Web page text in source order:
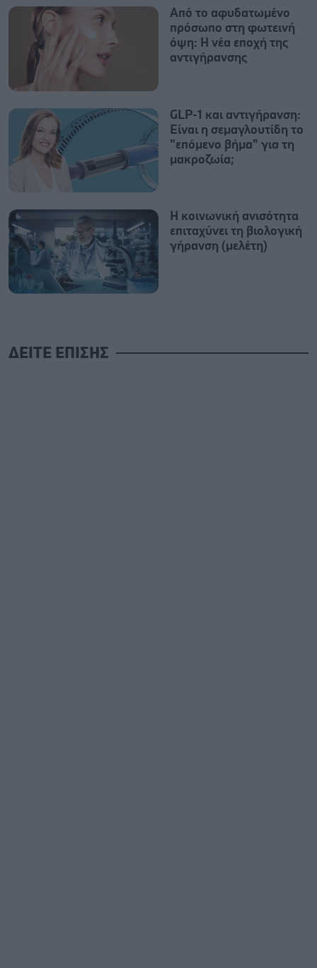
Από το αφυδατωμένο
πρόσωπο στη φωτεινή
όψη: H νέα εποχή της
αντιγήρανσης
GLP-1 και αντιγήρανση:
Είναι η σεμαγλουτίδη το
"επόμενο βήμα" για τη
μακροζωία;
Η κοινωνική ανισότητα
επιταχύνει τη βιολογική
γήρανση (μελέτη)
ΔΕΙΤΕ ΕΠΙΣΗΣ